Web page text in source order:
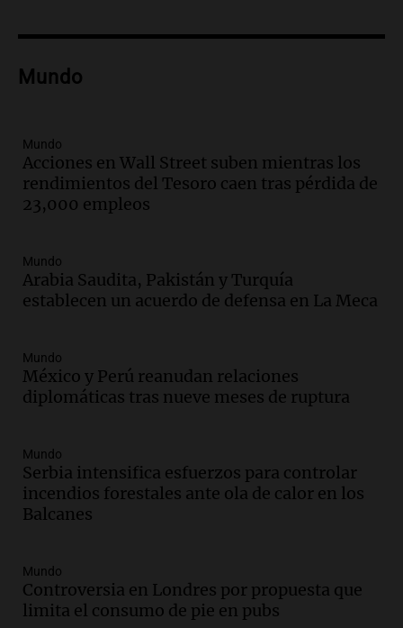
Audio.
Episodios
Audio.Más de la mitad de la población
reza en la intimidad, según un informe
Episodios
Audio.Cientos de fieles celebran a San
Cayetano pidiendo trabajo y salud en
Panorama Federal
Episodios
Audio."Tiene que haber una
Noticias Rosario
Episodios
Audio.
Panorama Federal
Episodios
Audio.México y Perú reanudan
Mundo
Mundo
Acciones en Wall Street suben mientras los
rendimientos del Tesoro caen tras pérdida de
23,000 empleos
Mundo
Arabia Saudita, Pakistán y Turquía
establecen un acuerdo de defensa en La Meca
Mundo
México y Perú reanudan relaciones
diplomáticas tras nueve meses de ruptura
Mundo
Serbia intensifica esfuerzos para controlar
incendios forestales ante ola de calor en los
Balcanes
Mundo
Controversia en Londres por propuesta que
limita el consumo de pie en pubs